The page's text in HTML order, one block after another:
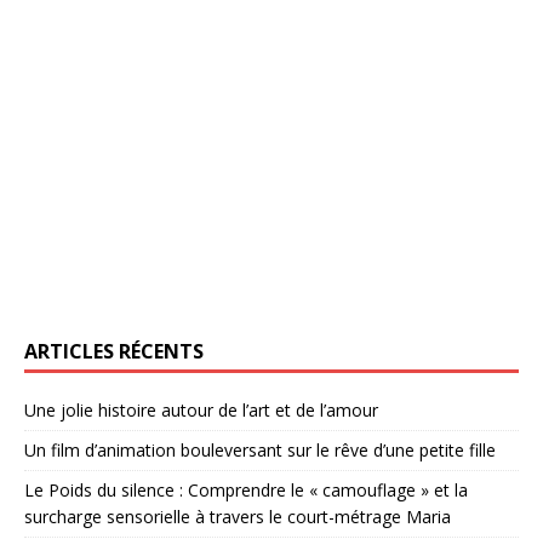
ARTICLES RÉCENTS
Une jolie histoire autour de l’art et de l’amour
Un film d’animation bouleversant sur le rêve d’une petite fille
Le Poids du silence : Comprendre le « camouflage » et la
surcharge sensorielle à travers le court-métrage Maria